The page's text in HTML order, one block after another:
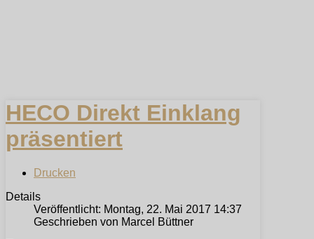
HECO Direkt Einklang
präsentiert
Drucken
Details
Veröffentlicht: Montag, 22. Mai 2017 14:37
Geschrieben von Marcel Büttner